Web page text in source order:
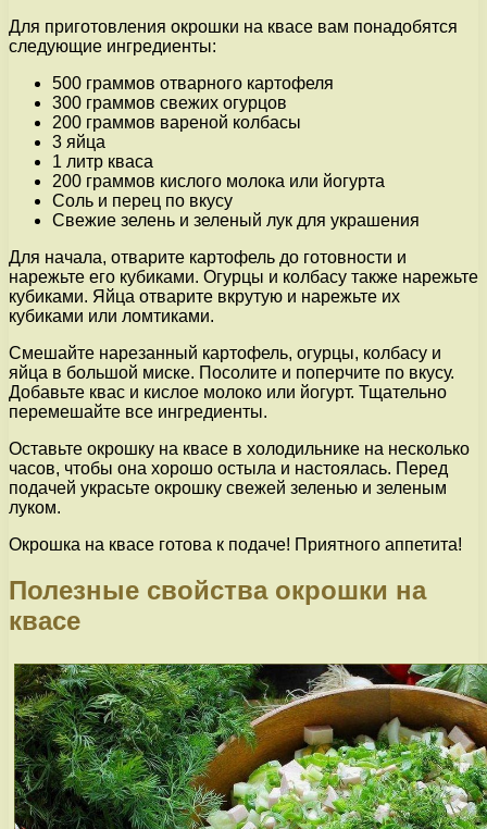
Для приготовления окрошки на квасе вам понадобятся
следующие ингредиенты:
500 граммов отварного картофеля
300 граммов свежих огурцов
200 граммов вареной колбасы
3 яйца
1 литр кваса
200 граммов кислого молока или йогурта
Соль и перец по вкусу
Свежие зелень и зеленый лук для украшения
Для начала, отварите картофель до готовности и
нарежьте его кубиками. Огурцы и колбасу также нарежьте
кубиками. Яйца отварите вкрутую и нарежьте их
кубиками или ломтиками.
Смешайте нарезанный картофель, огурцы, колбасу и
яйца в большой миске. Посолите и поперчите по вкусу.
Добавьте квас и кислое молоко или йогурт. Тщательно
перемешайте все ингредиенты.
Оставьте окрошку на квасе в холодильнике на несколько
часов, чтобы она хорошо остыла и настоялась. Перед
подачей украсьте окрошку свежей зеленью и зеленым
луком.
Окрошка на квасе готова к подаче! Приятного аппетита!
Полезные свойства окрошки на
квасе